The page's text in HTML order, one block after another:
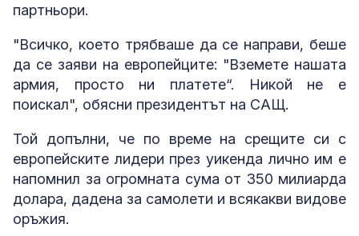
партньори.
"Всичко, което трябваше да се направи, беше
да се заяви на европейците: "Вземете нашата
армия, просто ни платете“. Никой не е
поискал", обясни президентът на САЩ.
Той допълни, че по време на срещите си с
европейските лидери през уикенда лично им е
напомнил за огромната сума от 350 милиарда
долара, дадена за самолети и всякакви видове
оръжия.